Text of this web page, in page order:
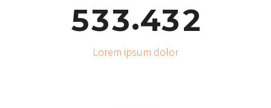
533.432
Lorem ipsum dolor